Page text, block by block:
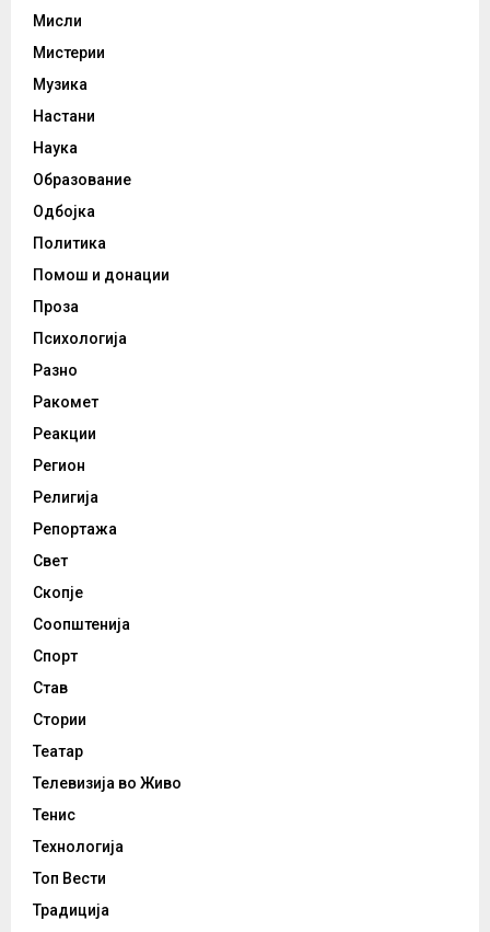
Мисли
Мистерии
Музика
Настани
Наука
Образование
Одбојка
Политика
Помош и донации
Проза
Психологија
Разно
Ракомет
Реакции
Регион
Религија
Репортажа
Свет
Скопје
Соопштенија
Спорт
Став
Стории
Театар
Телевизија во Живо
Тенис
Технологија
Топ Вести
Традиција